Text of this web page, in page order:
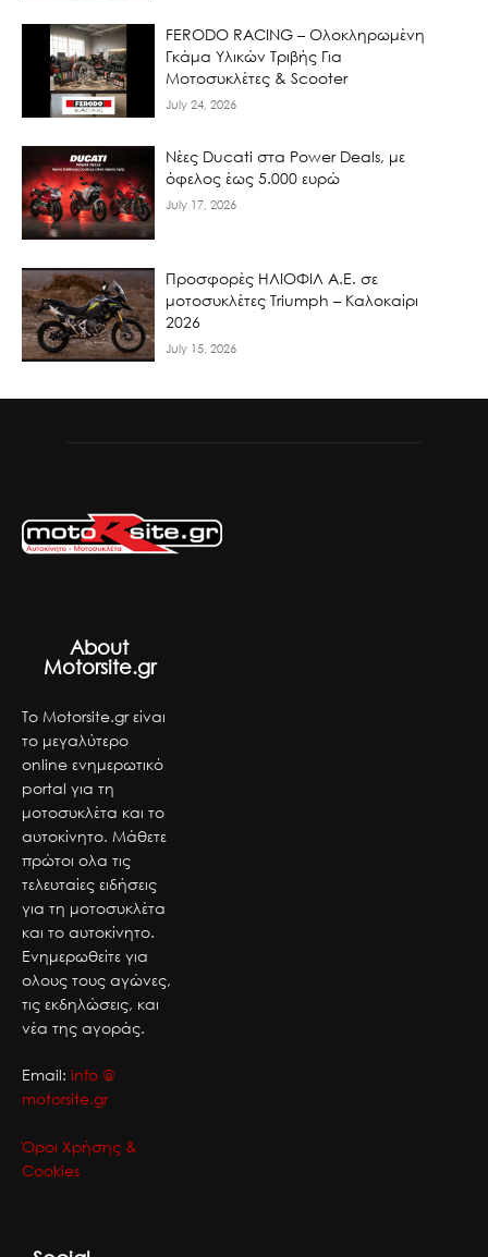
FERODO RACING – Ολοκληρωμένη
Γκάμα Υλικών Τριβής Για
Μοτοσυκλέτες & Scooter
July 24, 2026
Νέες Ducati στα Power Deals, με
όφελος έως 5.000 ευρώ
July 17, 2026
Προσφορές ΗΛΙΟΦΙΛ Α.Ε. σε
μοτοσυκλέτες Triumph – Καλοκαίρι
2026
July 15, 2026
About
Motorsite.gr
Το Motorsite.gr είναι
το μεγαλύτερο
online ενημερωτικό
portal για τη
μοτοσυκλέτα και το
αυτοκίνητο. Μάθετε
πρώτοι ολα τις
τελευταίες ειδήσεις
για τη μοτοσυκλέτα
και το αυτοκίνητο.
Ενημερωθείτε για
ολους τους αγώνες,
τις εκδηλώσεις, και
νέα της αγοράς.
Email: info @
motorsite.gr
Όροι Χρήσης &
Cookies